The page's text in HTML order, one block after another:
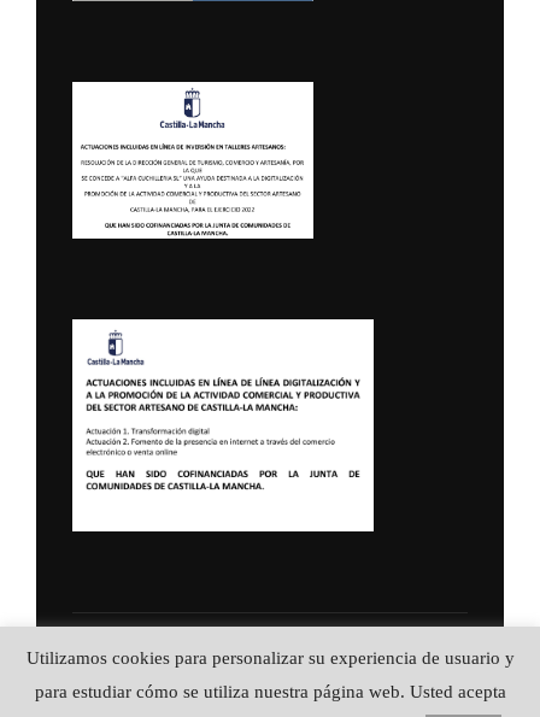
Política de Privacidad
Copyright © 2026 ALFA CUCHILLERIA ::
Utilizamos cookies para personalizar su experiencia de usuario y
para estudiar cómo se utiliza nuestra página web. Usted acepta